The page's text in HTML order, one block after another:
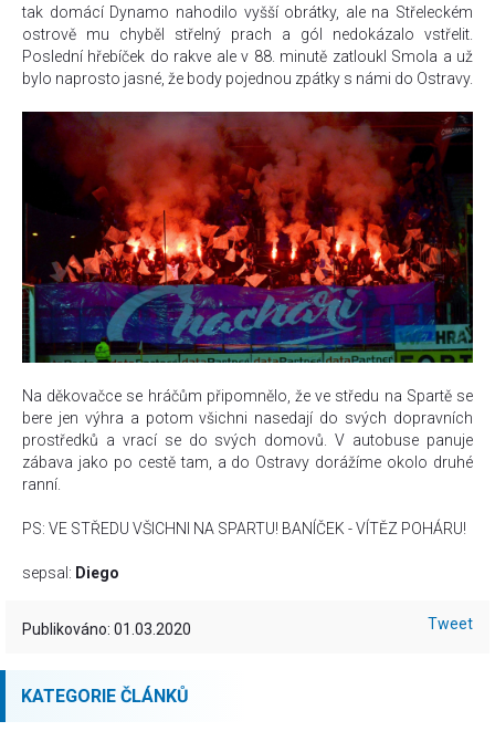
tak domácí Dynamo nahodilo vyšší obrátky, ale na Střeleckém
ostrově mu chyběl střelný prach a gól nedokázalo vstřelit.
Poslední hřebíček do rakve ale v 88. minutě zatloukl Smola a už
bylo naprosto jasné, že body pojednou zpátky s námi do Ostravy.
Na děkovačce se hráčům připomnělo, že ve středu na Spartě se
bere jen výhra a potom všichni nasedají do svých dopravních
prostředků a vrací se do svých domovů. V autobuse panuje
zábava jako po cestě tam, a do Ostravy dorážíme okolo druhé
ranní.
PS: VE STŘEDU VŠICHNI NA SPARTU! BANÍČEK - VÍTĚZ POHÁRU!
sepsal: Diego
Publikováno: 01.03.2020 Tweet
KATEGORIE ČLÁNKŮ